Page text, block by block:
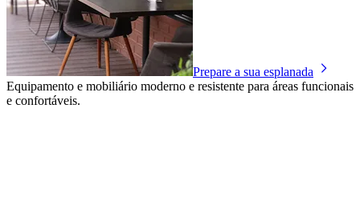
Prepare a sua esplanada
Equipamento e mobiliário moderno e resistente para áreas funcionais
e confortáveis.